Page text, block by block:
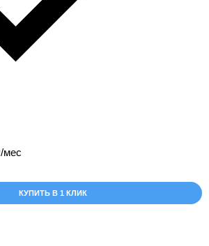
/мес
КУПИТЬ В 1 КЛИК